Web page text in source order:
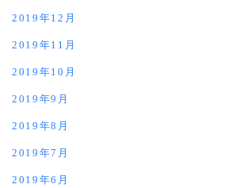
2019年12月
2019年11月
2019年10月
2019年9月
2019年8月
2019年7月
2019年6月